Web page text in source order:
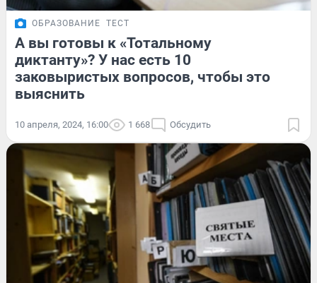
ОБРАЗОВАНИЕ ТЕСТ
А вы готовы к «Тотальному
диктанту»? У нас есть 10
заковыристых вопросов, чтобы это
выяснить
10 апреля, 2024, 16:00 1 668 Обсудить